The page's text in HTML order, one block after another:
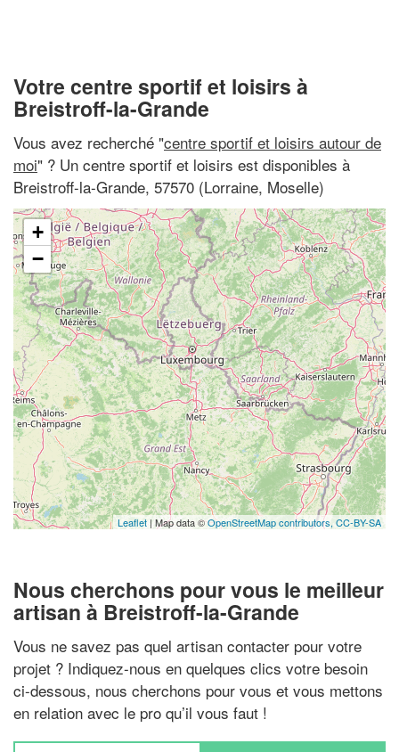
Votre centre sportif et loisirs à
Breistroff-la-Grande
Vous avez recherché "centre sportif et loisirs autour de
moi" ? Un centre sportif et loisirs est disponibles à
Breistroff-la-Grande, 57570 (Lorraine, Moselle)
+
−
Leaflet | Map data ©OpenStreetMap contributors, CC-BY-SA
Nous cherchons pour vous le meilleur
artisan à Breistroff-la-Grande
Vous ne savez pas quel artisan contacter pour votre
projet ? Indiquez-nous en quelques clics votre besoin
ci-dessous, nous cherchons pour vous et vous mettons
en relation avec le pro qu’il vous faut !